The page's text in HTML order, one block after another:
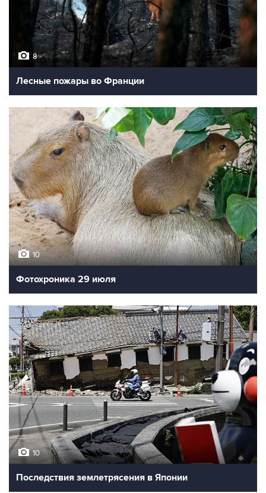
8
Лесные пожары во Франции
10
Фотохроника 29 июля
10
Последствия землетрясения в Японии